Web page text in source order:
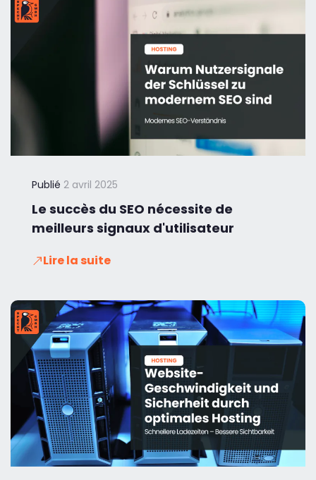
Publié 2 avril 2025
Le succès du SEO nécessite de
meilleurs signaux d'utilisateur
Lire la suite